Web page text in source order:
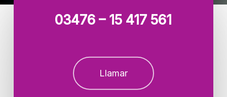
03476 – 15 417 561
Llamar